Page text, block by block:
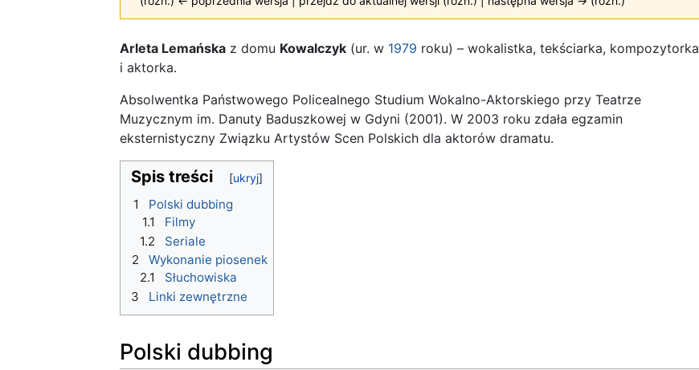
Arleta Lemańska z domu Kowalczyk (ur. w 1979 roku) – wokalistka, tekściarka, kompozytorka
i aktorka.
Absolwentka Państwowego Policealnego Studium Wokalno-Aktorskiego przy Teatrze
Muzycznym im. Danuty Baduszkowej w Gdyni (2001). W 2003 roku zdała egzamin
eksternistyczny Związku Artystów Scen Polskich dla aktorów dramatu.
Spis treści
1
Polski dubbing
1.1
Filmy
1.2
Seriale
2
Wykonanie piosenek
2.1
Słuchowiska
3
Linki zewnętrzne
Polski dubbing